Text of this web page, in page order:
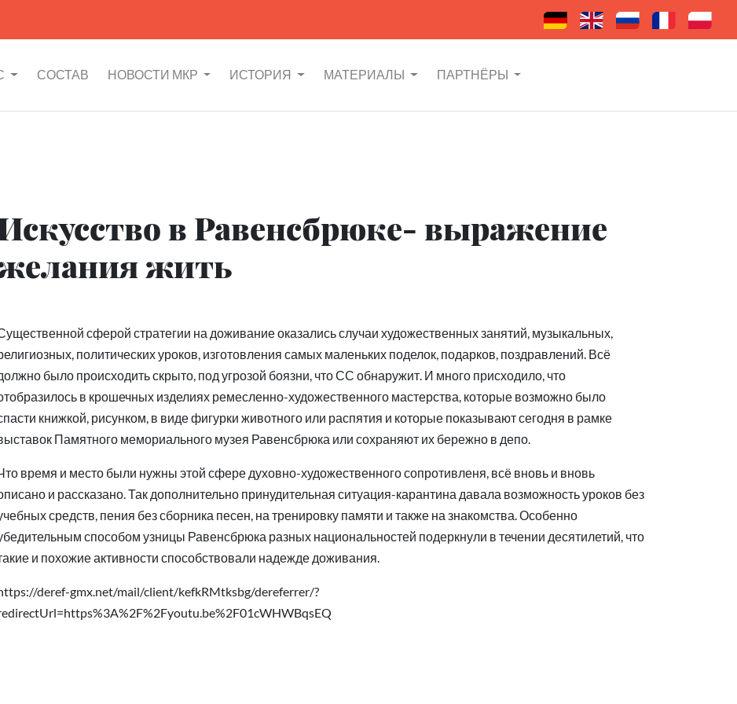
СОСТАВ НОВОСТИ МКР ИСТОРИЯ МАТЕРИАЛЫ ПАРТНЁРЫ
в Равенсбрюке- выражение
жить
сферой стратегии на доживание оказались случаи художественных занятий, музыкальных,
политических уроков, изготовления самых маленьких поделок, подарков, поздравлений. Всё
было происходить скрыто, под угрозой боязни, что СС обнаружит. И много присходило, что
в крошечных изделиях ремесленно-художественного мастерства, которые возможно было
книжкой, рисунком, в виде фигурки животного или распятия и которые показывают сегодня в рамке
Памятного мемориального музея Равенсбрюка или сохраняют их бережно в депо.
время и место были нужны этой сфере духовно-художественного сопротивленя, всё вновь и вновь
и рассказано. Так дополнительно принудительная ситуация-карантина давала возможность уроков без
средств, пения без сборника песен, на тренировку памяти и также на знакомства. Особенно
способом узницы Равенсбрюка разных национальностей подеркнули в течении десятилетий, что
и похожие активности способствовали надежде доживания.
deref-gmx.net/mail/client/kefkRMtksbg/dereferrer/?